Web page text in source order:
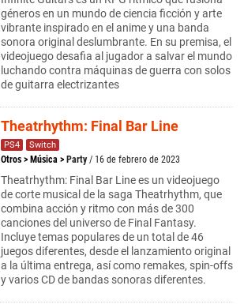
géneros en un mundo de ciencia ficción y arte
vibrante inspirado en el anime y una banda
sonora original deslumbrante. En su premisa, el
videojuego desafia al jugador a salvar el mundo
luchando contra máquinas de guerra con solos
de guitarra electrizantes
Theatrhythm: Final Bar Line
PS4 Switch
Otros > Música > Party / 16 de febrero de 2023
Theatrhythm: Final Bar Line es un videojuego
de corte musical de la saga Theatrhythm, que
combina acción y ritmo con más de 300
canciones del universo de Final Fantasy.
Incluye temas populares de un total de 46
juegos diferentes, desde el lanzamiento original
a la última entrega, así como remakes, spin-offs
y varios CD de bandas sonoras diferentes.